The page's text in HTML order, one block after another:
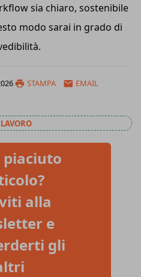
sia chiaro, sostenibile
modo sarai in grado di
STAMPA
EMAIL
LAVORO
piaciuto
alla
e
gli